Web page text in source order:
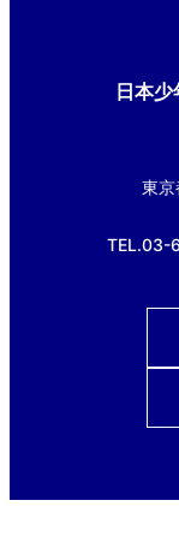
日本
東
TEL.03-